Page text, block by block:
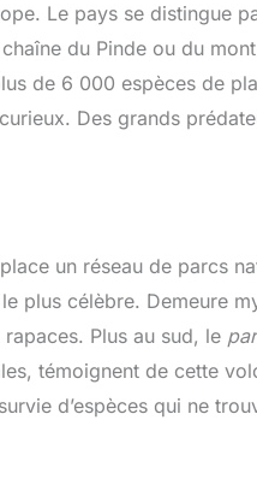
Le pays se distingue
du Pinde ou du
de 6 000 espèces de
Des grands
un réseau de parcs
plus célèbre. Demeure
Plus au sud, le
témoignent de cette
d’espèces qui ne